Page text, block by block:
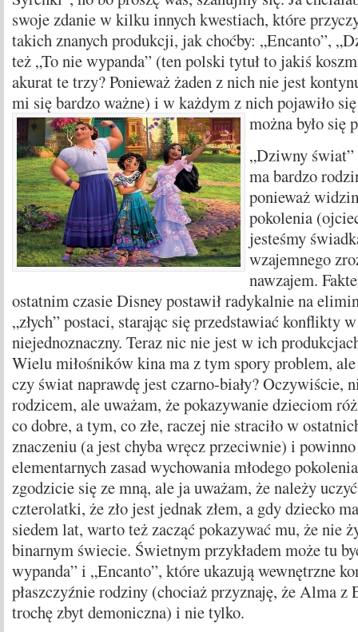
swoje zdanie w kilku innych kwestiach, które
takich znanych produkcji, jak choćby: „Encanto”,
też „To nie wypanda” (ten polski tytuł to jakiś
akurat te trzy? Ponieważ żaden z nich nie jest
mi się bardzo ważne) i w każdym z nich pojawiło
można było się
„Dziwny
ma bardzo
ponieważ
pokolenia
jesteśmy
wzajemnego
nawzajem.
ostatnim czasie Disney postawił radykalnie na
„złych” postaci, starając się przedstawiać konflikty
niejednoznaczny. Teraz nic nie jest w ich
Wielu miłośników kina ma z tym spory problem,
czy świat naprawdę jest czarno-biały? Oczywiście,
rodzicem, ale uważam, że pokazywanie dzieciom
co dobre, a tym, co złe, raczej nie straciło w
znaczeniu (a jest chyba wręcz przeciwnie) i
elementarnych zasad wychowania młodego
zgodzicie się ze mną, ale ja uważam, że należy
czterolatki, że zło jest jednak złem, a gdy dziecko
siedem lat, warto też zacząć pokazywać mu, że nie
binarnym świecie. Świetnym przykładem może tu
wypanda” i „Encanto”, które ukazują wewnętrzne
płaszczyźnie rodziny (chociaż przyznaję, że Alma z
trochę zbyt demoniczna) i nie tylko.